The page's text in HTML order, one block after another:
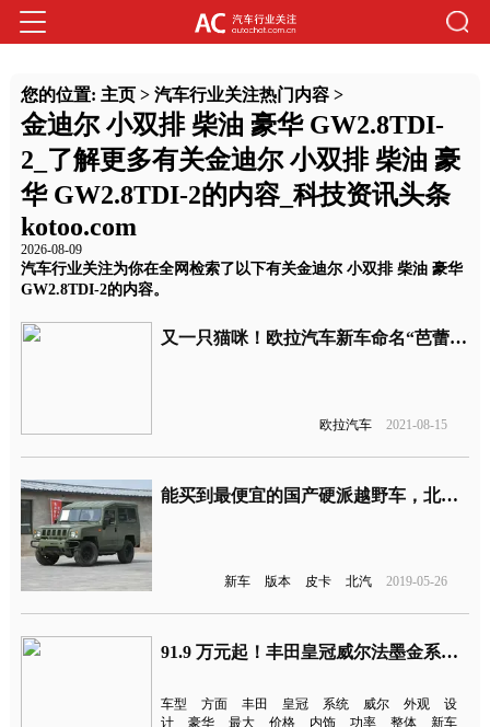
您的位置: 主页> 汽车行业关注热门内容>
金迪尔 小双排 柴油 豪华 GW2.8TDI-
2_了解更多有关金迪尔 小双排 柴油 豪
华 GW2.8TDI-2的内容_科技资讯头条
kotoo.com
2026-08-09
汽车行业关注为你在全网检索了以下有关金迪尔 小双排 柴油 豪华
GW2.8TDI-2的内容。
又一只猫咪！欧拉汽车新车命名“芭蕾猫”
欧拉汽车 2021-08-15
能买到最便宜的国产硬派越野车，北汽制造勇士新车型上市
新车 版本 皮卡 北汽 2019-05-26
91.9 万元起！丰田皇冠威尔法墨金系列 MPV 上市
车型 方面 丰田 皇冠 系统 威尔 外观
设
计
豪华 最大 价格 内饰 功率 整体
新车